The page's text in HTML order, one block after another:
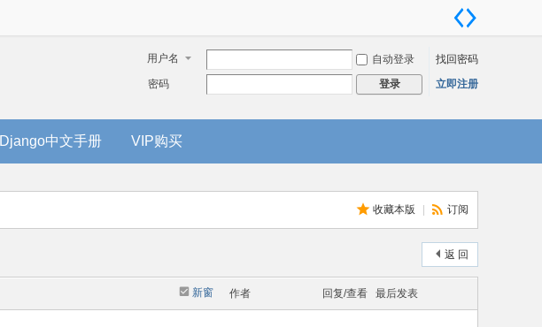
用户名 自动登录
找回密码
密码
登录 立即注册
Django中文手册 VIP购买
收藏本版 订阅
返 回
新窗 作者 回复/查看 最后发表